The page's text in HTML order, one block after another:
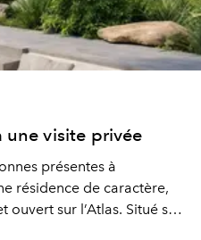
une visite privée
présentes à
résidence de caractère,
ouvert sur l’Atlas. Situé sur
15 minutes du centre-ville,